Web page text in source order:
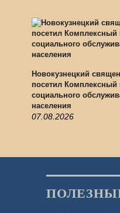
Новокузнецкий
посетил Комплексный
социального
населения
07.08.2026